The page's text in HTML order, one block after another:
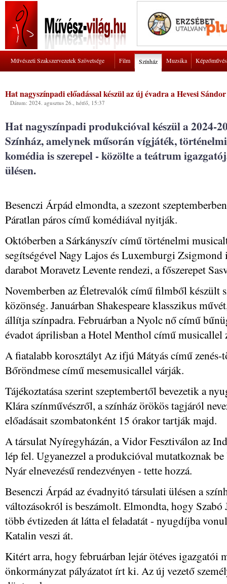
Művészeti Szakszervezetek Szövetsége Film Színház Muzsika
Hat nagyszínpadi előadással készül az új évadra a Hevesi
Dátum: 2024. agusztus 26., hétfő, 15:37
Hat nagyszínpadi produkcióval készül a 2024-
Színház, amelynek műsorán vígjáték,
komédia is szerepel - közölte a teátrum
ülésen.
Besenczi Árpád elmondta, a szezont
Páratlan páros című komédiával nyitják.
Októberben a Sárkányszív című történelmi
segítségével Nagy Lajos és Luxemburgi
darabot Moravetz Levente rendezi, a főszerepet
Novemberben az Életrevalók című filmből készült
közönség. Januárban Shakespeare klasszikus
állítja színpadra. Februárban a Nyolc nő című
évadot áprilisban a Hotel Menthol című musicallel
A fiatalabb korosztályt Az ifjú Mátyás című
Bőröndmese című mesemusicallel várják.
Tájékoztatása szerint szeptembertől bevezetik a
Klára színművészről, a színház örökös tagjáról
előadásait szombatonként 15 órakor tartják majd.
A társulat Nyíregyházán, a Vidor Fesztiválon az
lép fel. Ugyanezzel a produkcióval mutatkoznak
Nyár elnevezésű rendezvényen - tette hozzá.
Besenczi Árpád az évadnyitó társulati ülésen a
változásokról is beszámolt. Elmondta, hogy Szabó
több évtizeden át látta el feladatát - nyugdíjba
Katalin veszi át.
Kitért arra, hogy februárban lejár ötéves igazgatói
önkormányzat pályázatot írt ki. Az új vezető